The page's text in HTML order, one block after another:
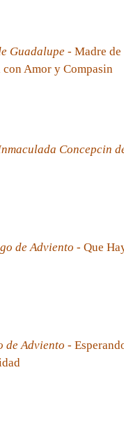
Guadalupe - Madre
Amor y Compasin
Concepcin
de Adviento - Que
de Adviento -